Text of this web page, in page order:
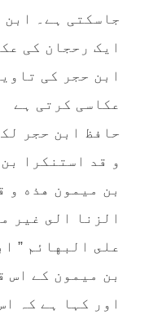
جاسکتی ہے۔
ایک رحجان کی
ابن حجر کی
عکاسی کرتی ہے
حافظ ابن حجر
و قد استنكرا
بن ميمون هذه و
الزنا الى غير
على البهائم ”
بن میمون کے اس
اور کہا ہے کہ